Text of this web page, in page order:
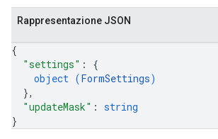
Rappresentazione JSON
{
"settings" : {
object (FormSettings)
},
"updateMask" : string
}